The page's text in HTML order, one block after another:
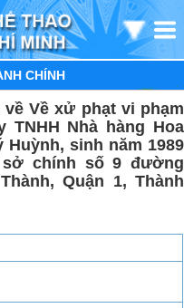
CHÍNH
về Về xử phạt vi phạm
Nhà hàng Hoa
sinh năm 1989
chính số 9 đường
Quận 1, Thành